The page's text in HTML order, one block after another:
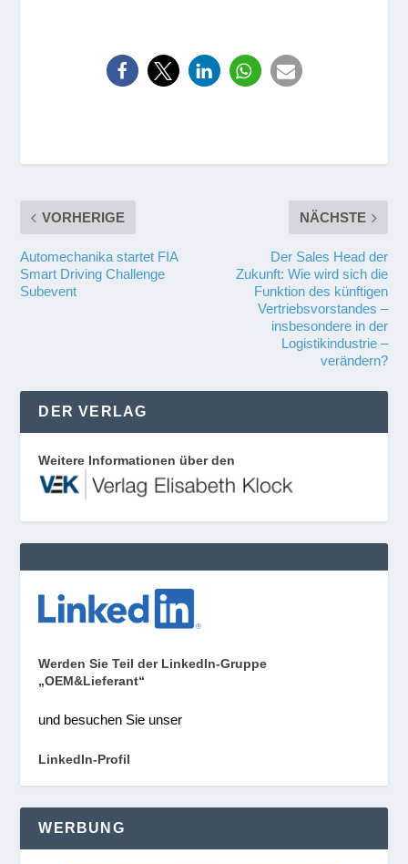
VORHERIGE
Automechanika startet FIA
Smart Driving Challenge
Subevent
NÄCHSTE
Der Sales Head der
Zukunft: Wie wird sich die
Funktion des künftigen
Vertriebsvorstandes –
insbesondere in der
Logistikindustrie –
verändern?
DER VERLAG
Weitere Informationen über den
Werden Sie Teil der LinkedIn-Gruppe
„OEM&Lieferant“
und besuchen Sie unser
LinkedIn-Profil
WERBUNG